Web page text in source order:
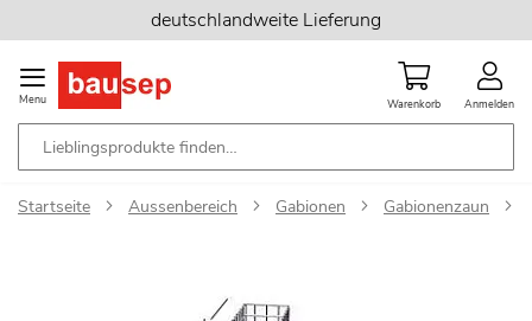
Inhalt
springen
deutschlandweite Lieferung
Menu Warenkorb Anmelden
Startseite Aussenbereich Gabionen Gabionenzaun